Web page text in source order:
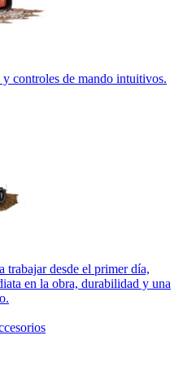
controles de mando intuitivos.
trabajar desde el primer día,
en la obra, durabilidad y una